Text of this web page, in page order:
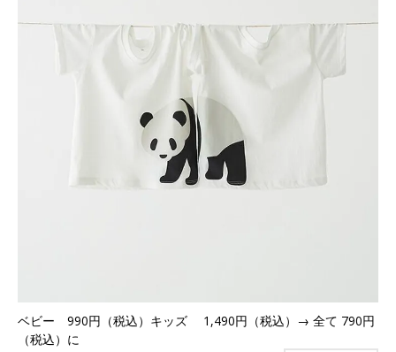
ベビー 990円（税込）キッズ 1,490円（税込）→ 全て 790円
（税込）に